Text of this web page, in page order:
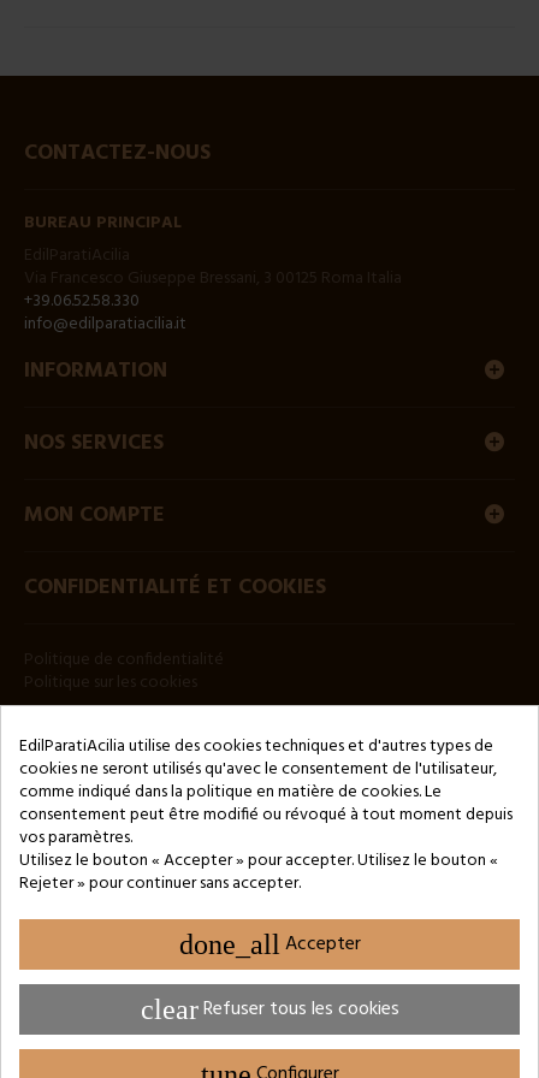
CONTACTEZ-NOUS
BUREAU PRINCIPAL
+39.06.52.58.330
info@edilparatiacilia.it
INFORMATION
NOS SERVICES
MON COMPTE
CONFIDENTIALITÉ ET COOKIES
Copyright © 2024 by 3Enne s.r.l.s. P.IVA/C.F.: 13466181008
Numéro d'enregistrement REA : RM-1449325 - Registre du
Commerce de Rome
Website Developed by M.Borzacchini - TestSide
EdilParatiAcilia utilise des cookies techniques et d'autres types de
cookies ne seront utilisés qu'avec le consentement de l'utilisateur,
comme indiqué dans la politique en matière de cookies. Le
consentement peut être modifié ou révoqué à tout moment depuis
vos paramètres.
Utilisez le bouton « Accepter » pour accepter. Utilisez le bouton «
Rejeter » pour continuer sans accepter.
done_all Accepter
clearRefuser tous les cookies